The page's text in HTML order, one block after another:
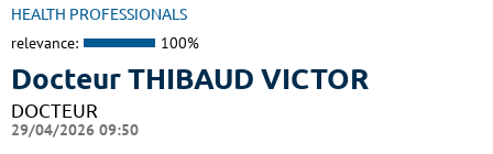
HEALTH PROFESSIONALS
relevance: 100%
Docteur THIBAUD VICTOR
DOCTEUR
29/04/2026 09:50